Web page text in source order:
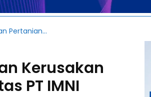
Pertanian...
Kerusakan
PT IMNI